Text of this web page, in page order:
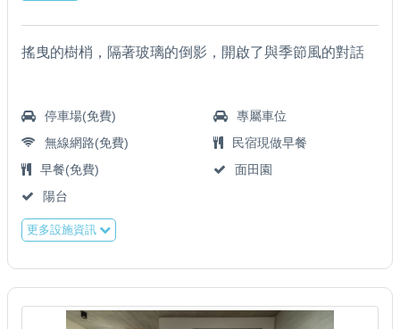
搖曳的樹梢，隔著玻璃的倒影，開啟了與季節風的對話
停車場(免費)
專屬車位
無線網路(免費)
民宿現做早餐
早餐(免費)
面田園
陽台
更多設施資訊